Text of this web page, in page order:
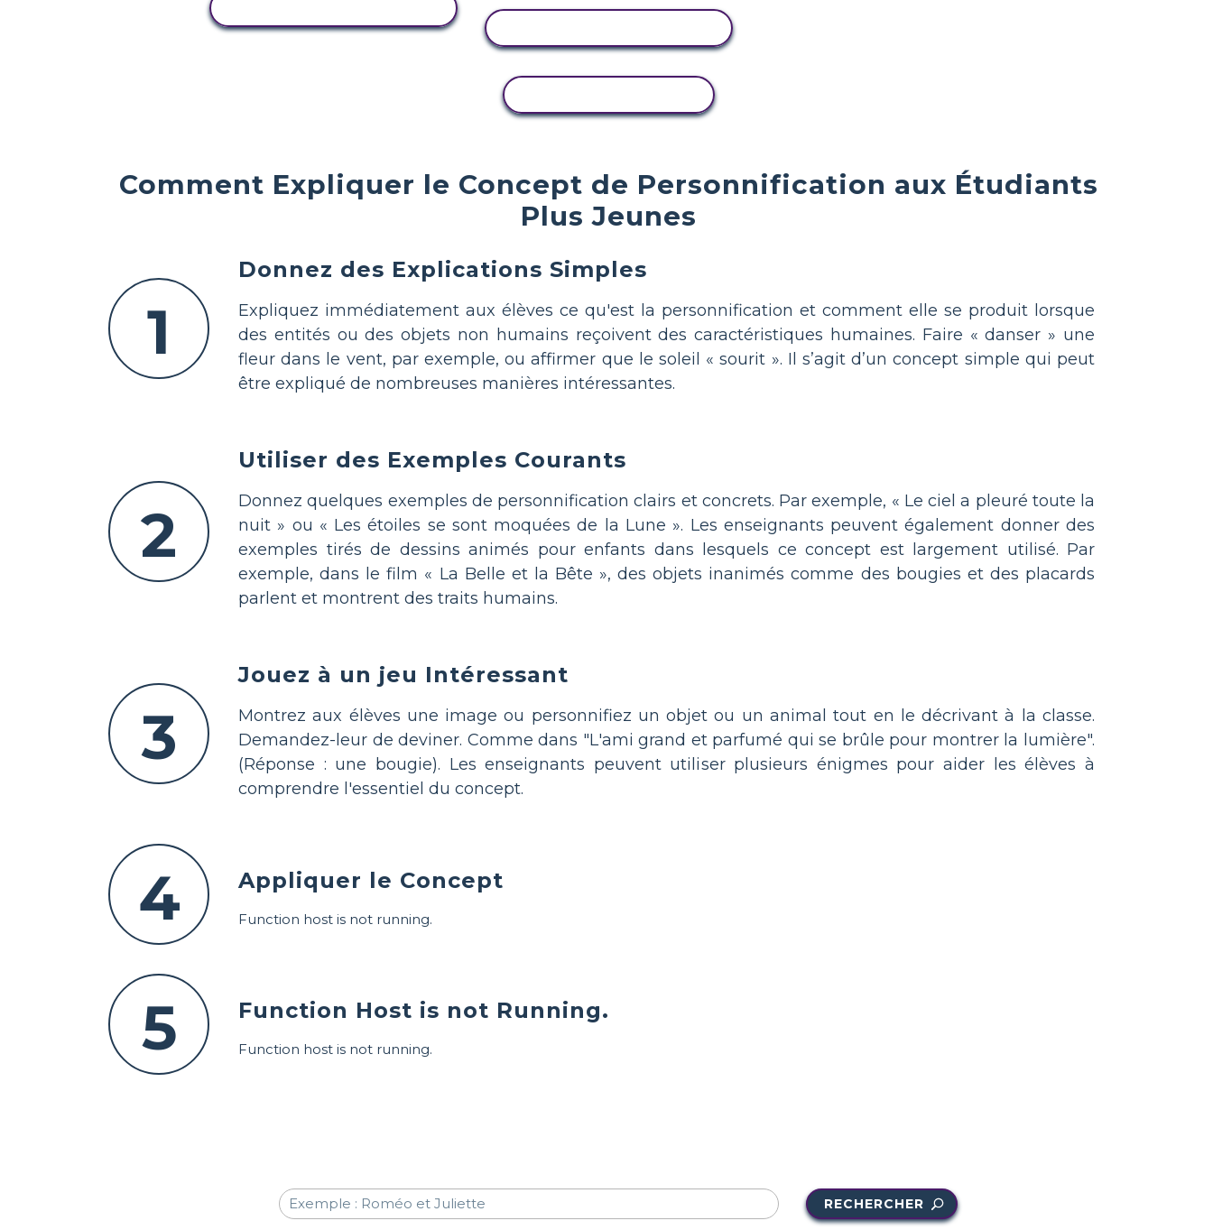
Comment Expliquer le Concept de Personnification aux Étudiants
Plus Jeunes
1
Donnez des Explications Simples
Expliquez immédiatement aux élèves ce qu'est la personnification et comment elle se produit lorsque
des entités ou des objets non humains reçoivent des caractéristiques humaines. Faire « danser » une
fleur dans le vent, par exemple, ou affirmer que le soleil « sourit ». Il s’agit d’un concept simple qui peut
être expliqué de nombreuses manières intéressantes.
2
Utiliser des Exemples Courants
Donnez quelques exemples de personnification clairs et concrets. Par exemple, « Le ciel a pleuré toute la
nuit » ou « Les étoiles se sont moquées de la Lune ». Les enseignants peuvent également donner des
exemples tirés de dessins animés pour enfants dans lesquels ce concept est largement utilisé. Par
exemple, dans le film « La Belle et la Bête », des objets inanimés comme des bougies et des placards
parlent et montrent des traits humains.
3
Jouez à un jeu Intéressant
Montrez aux élèves une image ou personnifiez un objet ou un animal tout en le décrivant à la classe.
Demandez-leur de deviner. Comme dans "L'ami grand et parfumé qui se brûle pour montrer la lumière".
(Réponse : une bougie). Les enseignants peuvent utiliser plusieurs énigmes pour aider les élèves à
comprendre l'essentiel du concept.
4 Appliquer le Concept
Function host is not running.
5 Function Host is not Running.
Function host is not running.
RECHERCHER